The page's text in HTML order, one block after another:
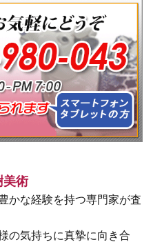
美術
かな経験を持つ専門家が査
の気持ちに真摯に向き合